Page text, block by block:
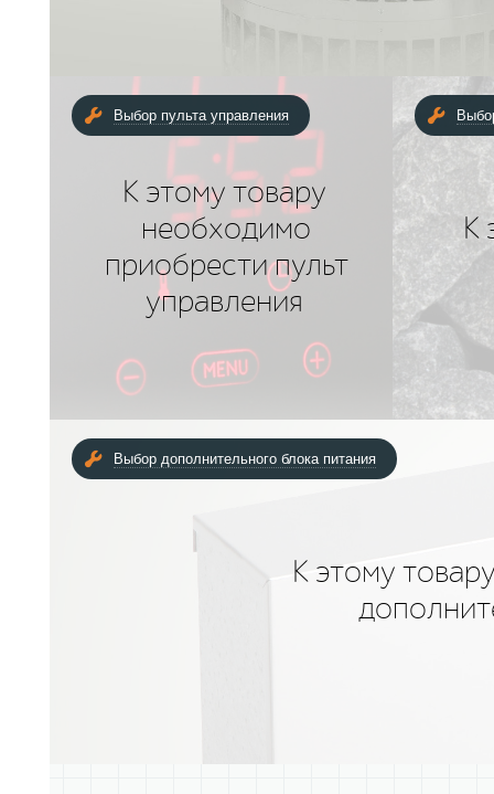
Выбор пульта управления
К этому товару
необходимо
приобрести пульт
управления
К
Выбор дополнительного блока питания
К этому